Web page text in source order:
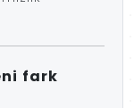
fark